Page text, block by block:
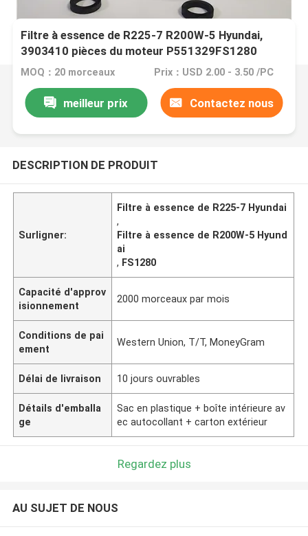
Filtre à essence de R225-7 R200W-5 Hyundai,
3903410 pièces du moteur P551329FS1280
MOQ：20 morceaux Prix：USD 2.00 - 3.50 /PC
meilleur prix Contactez nous
DESCRIPTION DE PRODUIT
Surligner:
Filtre à essence de R225-7 Hyundai
,
Filtre à essence de R200W-5 Hyund
ai
, FS1280
Capacité d'approv
isionnement
2000 morceaux par mois
Conditions de pai
ement
Western Union, T/T, MoneyGram
Délai de livraison 10 jours ouvrables
Détails d'emballa
ge
Sac en plastique + boîte intérieure av
ec autocollant + carton extérieur
Regardez plus
AU SUJET DE NOUS